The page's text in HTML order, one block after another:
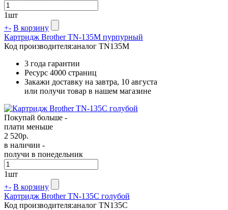
1шт
+- В корзину
Картридж Brother TN-135M пурпурный
Код производителя:аналог TN135M
3 года гарантии
Ресурс 4000 страниц
Закажи доставку на завтра, 10 августа
или получи товар в нашем магазине
Покупай больше -
плати меньше
2 520р.
в наличии -
получи в понедельник
1шт
+- В корзину
Картридж Brother TN-135C голубой
Код производителя:аналог TN135C